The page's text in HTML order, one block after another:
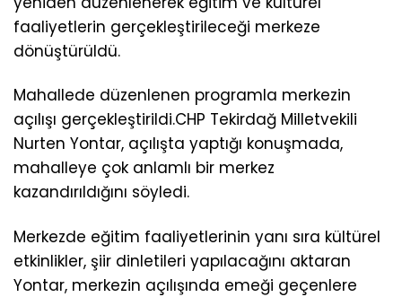
faaliyetlerin gerçekleştirileceği merkeze
dönüştürüldü.
Mahallede düzenlenen programla merkezin
açılışı gerçekleştirildi.CHP Tekirdağ Milletvekili
Nurten Yontar, açılışta yaptığı konuşmada,
mahalleye çok anlamlı bir merkez
kazandırıldığını söyledi.
Merkezde eğitim faaliyetlerinin yanı sıra kültürel
etkinlikler, şiir dinletileri yapılacağını aktaran
Yontar, merkezin açılışında emeği geçenlere